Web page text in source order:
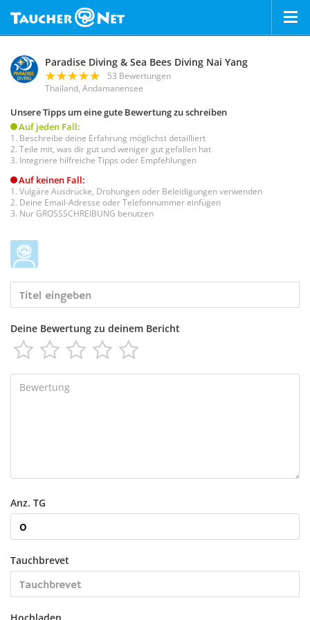
Paradise Diving & Sea Bees Diving Nai Yang
53 Bewertungen
Thailand, Andamanensee
Unsere Tipps um eine gute Bewertung zu schreiben
Auf jeden Fall:
Beschreibe deine Erfahrung möglichst detailliert
Teile mit, was dir gut und weniger gut gefallen hat
Integriere hilfreiche Tipps oder Empfehlungen
Auf keinen Fall:
Vulgäre Ausdrücke, Drohungen oder Beleidigungen verwenden
Deine Email-Adresse oder Telefonnummer einfügen
Nur GROSSSCHREIBUNG benutzen
Deine Bewertung zu deinem Bericht
    
Anz. TG
Tauchbrevet